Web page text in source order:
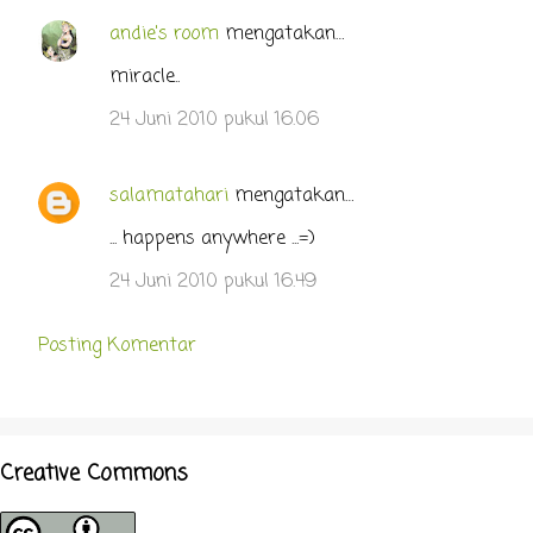
n
t
andie's room mengatakan…
miracle..
24 Juni 2010 pukul 16.06
salamatahari mengatakan…
... happens anywhere ...=)
24 Juni 2010 pukul 16.49
Posting Komentar
Creative Commons